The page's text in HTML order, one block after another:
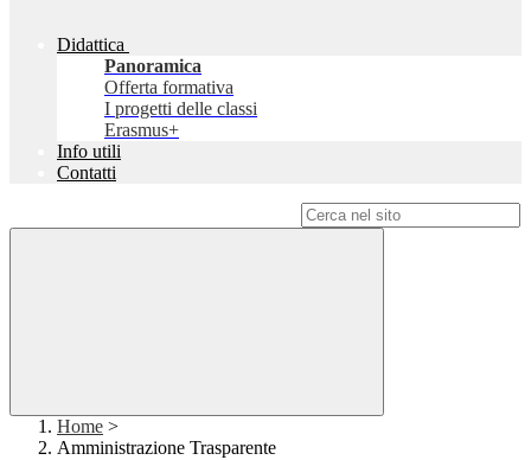
Didattica
Panoramica
Offerta formativa
I progetti delle classi
Erasmus+
Info utili
Contatti
Home >
Amministrazione Trasparente